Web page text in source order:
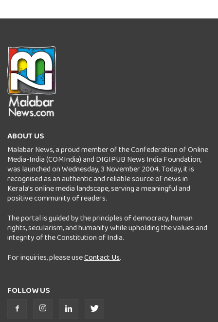
ABOUT US
Malabar News, a proud member of the Confederation of Online
Media-India (COMIndia) and DIGIPUB News India Foundation,
was launched on Wednesday, 3 November 2004. Today, it is
recognised as an authentic and reliable source of news in
Kerala’s online media landscape, serving a meaningful and
positive community of readers.
The portal is guided by the principles of democracy, human
rights, secularism, and humanity while upholding the values and
integrity of the Constitution of India.
For inquiries, please useContact Us.
FOLLOW US